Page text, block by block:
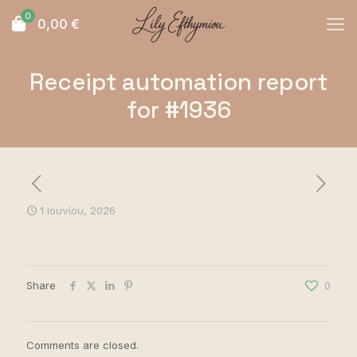
0 0,00 €
Receipt automation report
for #1936
1 Ιουνίου, 2026
Share 0
Comments are closed.